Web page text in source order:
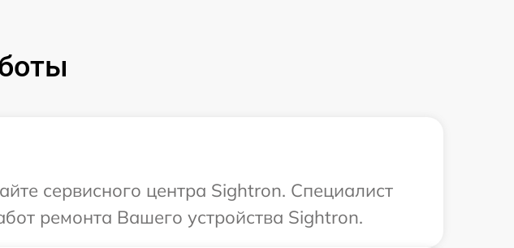
сервисного центра Sightron. Специалист
ремонта Вашего устройства Sightron.